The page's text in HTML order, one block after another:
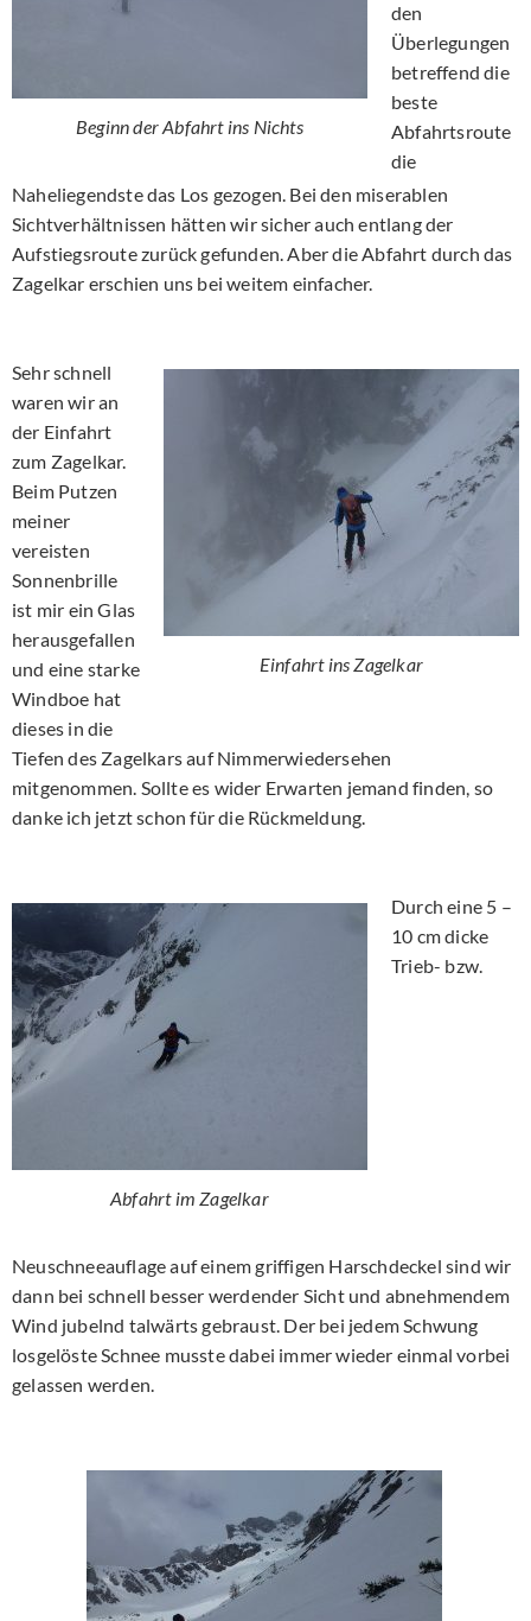
Beginn der Abfahrt ins Nichts
den
Überlegungen
betreffend die
beste
Abfahrtsroute
die
Naheliegendste das Los gezogen. Bei den miserablen
Sichtverhältnissen hätten wir sicher auch entlang der
Aufstiegsroute zurück gefunden. Aber die Abfahrt durch das
Zagelkar erschien uns bei weitem einfacher.
Einfahrt ins Zagelkar
Sehr schnell
waren wir an
der Einfahrt
zum Zagelkar.
Beim Putzen
meiner
vereisten
Sonnenbrille
ist mir ein Glas
herausgefallen
und eine starke
Windboe hat
dieses in die
Tiefen des Zagelkars auf Nimmerwiedersehen
mitgenommen. Sollte es wider Erwarten jemand finden, so
danke ich jetzt schon für die Rückmeldung.
Abfahrt im Zagelkar
Durch eine 5 –
10 cm dicke
Trieb- bzw.
Neuschneeauflage auf einem griffigen Harschdeckel sind wir
dann bei schnell besser werdender Sicht und abnehmendem
Wind jubelnd talwärts gebraust. Der bei jedem Schwung
losgelöste Schnee musste dabei immer wieder einmal vorbei
gelassen werden.